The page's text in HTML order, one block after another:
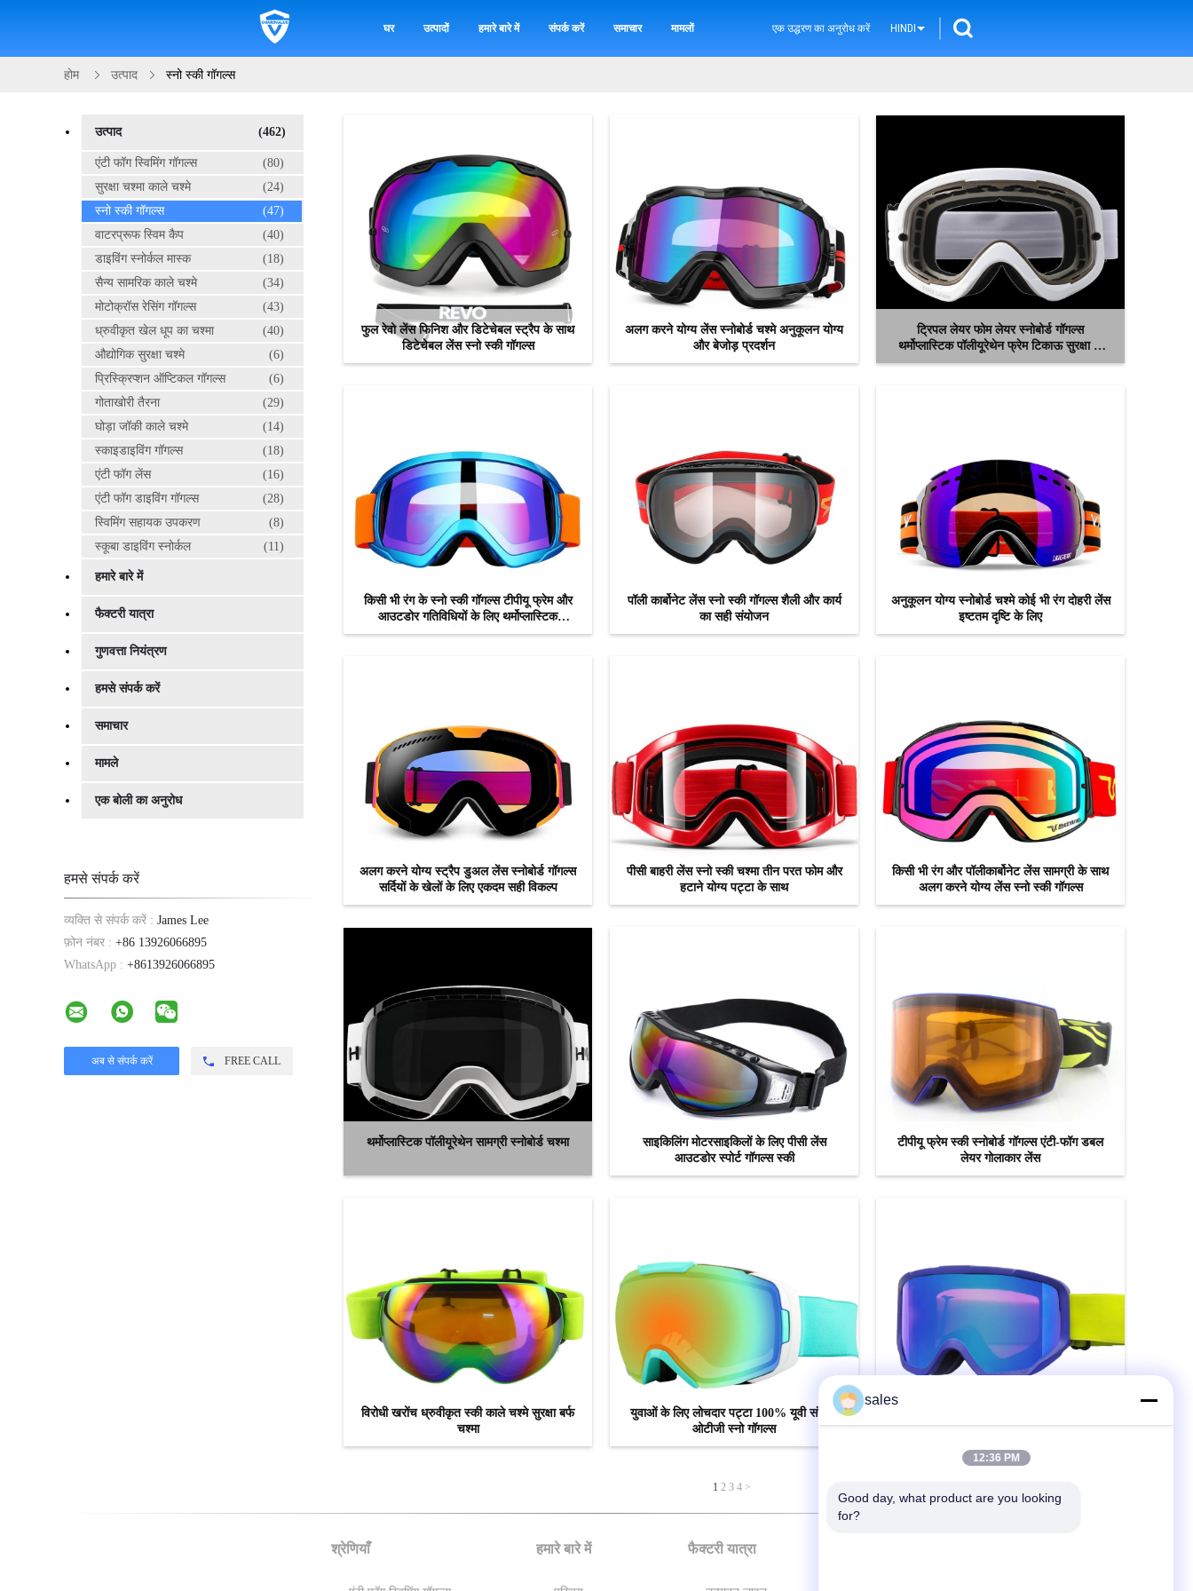
घर उत्पादों हमारे बारे में संपर्क करें समाचार मामलों एक उद्धरण का अनुरोध करें HINDI
होम उत्पाद स्नो स्की गॉगल्स
उत्पाद (462)
एंटी फॉग स्विमिंग गॉगल्स
(80)
सुरक्षा चश्मा काले चश्मे
(24)
स्नो स्की गॉगल्स
(47)
वाटरप्रूफ स्विम कैप
(40)
डाइविंग स्नोर्कल मास्क
(18)
सैन्य सामरिक काले चश्मे
(34)
मोटोक्रॉस रेसिंग गॉगल्स
(43)
ध्रुवीकृत खेल धूप का चश्मा
(40)
औद्योगिक सुरक्षा चश्मे
(6)
प्रिस्क्रिप्शन ऑप्टिकल गॉगल्स
(6)
गोताखोरी तैरना
(29)
घोड़ा जॉकी काले चश्मे
(14)
स्काइडाइविंग गॉगल्स
(18)
एंटी फॉग लेंस
(16)
एंटी फॉग डाइविंग गॉगल्स
(28)
स्विमिंग सहायक उपकरण
(8)
स्कूबा डाइविंग स्नोर्कल
(11)
हमारे बारे में
फैक्टरी यात्रा
गुणवत्ता नियंत्रण
हमसे संपर्क करें
समाचार
मामले
एक बोली का अनुरोध
हमसे संपर्क करें
व्यक्ति से संपर्क करें : James Lee
फ़ोन नंबर : +86 13926066895
WhatsApp : +8613926066895
FREE CALL
फुल रेवो लेंस फिनिश और डिटेचेबल स्ट्रैप के साथ
डिटेचेबल लेंस स्नो स्की गॉगल्स
अलग करने योग्य लेंस स्नोबोर्ड चश्मे अनुकूलन योग्य
और बेजोड़ प्रदर्शन
ट्रिपल लेयर फोम लेयर स्नोबोर्ड गॉगल्स
थर्मोप्लास्टिक पॉलीयूरेथेन फ्रेम टिकाऊ सुरक्षा के
लिए
किसी भी रंग के स्नो स्की गॉगल्स टीपीयू फ्रेम और
आउटडोर गतिविधियों के लिए थर्मोप्लास्टिक
पॉलीयूरेथेन सामग्री
पॉली कार्बोनेट लेंस स्नो स्की गॉगल्स शैली और कार्य
का सही संयोजन
अनुकूलन योग्य स्नोबोर्ड चश्मे कोई भी रंग दोहरी लेंस
इष्टतम दृष्टि के लिए
अलग करने योग्य स्ट्रैप डुअल लेंस स्नोबोर्ड गॉगल्स
सर्दियों के खेलों के लिए एकदम सही विकल्प
पीसी बाहरी लेंस स्नो स्की चश्मा तीन परत फोम और
हटाने योग्य पट्टा के साथ
किसी भी रंग और पॉलीकार्बोनेट लेंस सामग्री के साथ
अलग करने योग्य लेंस स्नो स्की गॉगल्स
थर्मोप्लास्टिक पॉलीयूरेथेन सामग्री स्नोबोर्ड चश्मा
साइकिलिंग मोटरसाइकिलों के लिए पीसी लेंस
आउटडोर स्पोर्ट गॉगल्स स्की
टीपीयू फ्रेम स्की स्नोबोर्ड गॉगल्स एंटी-फॉग डबल
लेयर गोलाकार लेंस
विरोधी खरोंच ध्रुवीकृत स्की काले चश्मे सुरक्षा बर्फ
चश्मा
युवाओं के लिए लोचदार पट्टा 100% यूवी संरक्षण
ओटीजी स्नो गॉगल्स
वाइड पैनोरमिक लेंस
अब से संपर्क करें
1 2 3 4 >
श्रेणियाँ हमारे बारे में फैक्टरी यात्रा
sales
12:36 PM
Good day, what product are you looking
for?